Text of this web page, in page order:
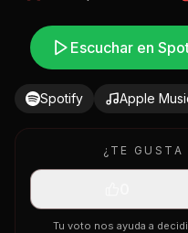
Escuchar en
Spotify Apple
¿TE GUSTA
Tu voto nos ayuda a